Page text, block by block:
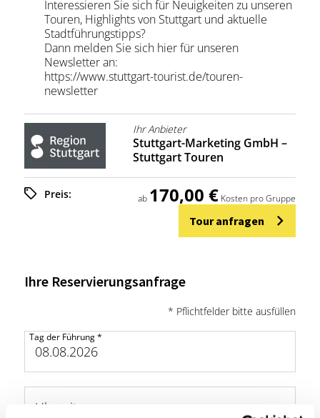
Interessieren Sie sich für Neuigkeiten zu unseren
Touren, Highlights von Stuttgart und aktuelle
Stadtführungstipps?
Dann melden Sie sich hier für unseren
Newsletter an:
https://www.stuttgart-tourist.de/touren-
newsletter
Ihr Anbieter
Stuttgart-Marketing GmbH –
Stuttgart Touren
Preis: ab 170,00 € Kosten pro Gruppe
Tour anfragen
Ihre Reservierungsanfrage
* Pflichtfelder bitte ausfüllen
Tag der Führung*
Uhrzeit